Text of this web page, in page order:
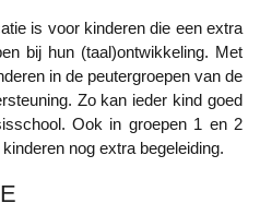
bij hun (taal)ontwikkeling. Met
in de peutergroepen van de
Zo kan ieder kind goed
Ook in groepen 1 en 2
nog extra begeleiding.